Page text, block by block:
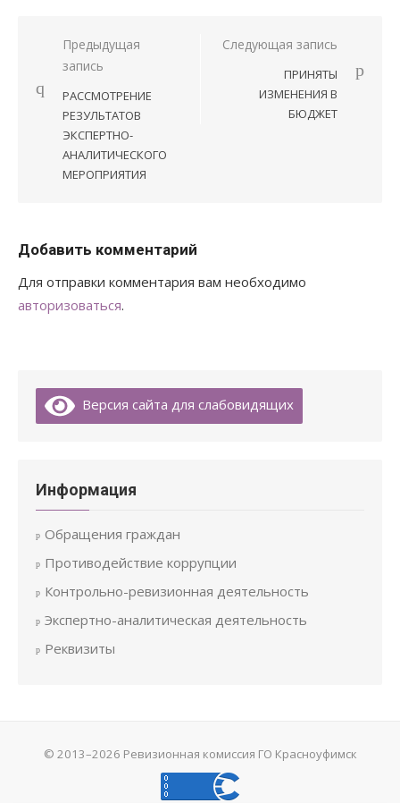
Навигация
по
записям
Предыдущая
запись
РАССМОТРЕНИЕ
РЕЗУЛЬТАТОВ
ЭКСПЕРТНО-
АНАЛИТИЧЕСКОГО
МЕРОПРИЯТИЯ
Следующая запись
ПРИНЯТЫ
ИЗМЕНЕНИЯ В
БЮДЖЕТ
Добавить комментарий
Для отправки комментария вам необходимо
авторизоваться.
Версия сайта для слабовидящих
Информация
Обращения граждан
Противодействие коррупции
Контрольно-ревизионная деятельность
Экспертно-аналитическая деятельность
Реквизиты
© 2013–2026 Ревизионная комиссия ГО Красноуфимск